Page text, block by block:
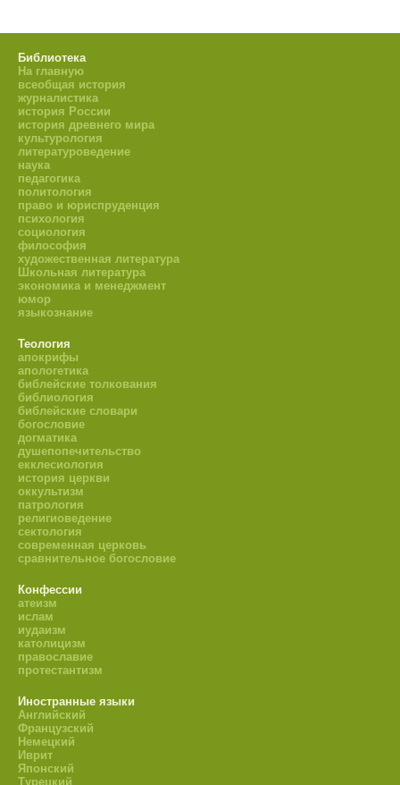
Библиотека
На главную
всеобщая история
журналистика
история России
история древнего мира
культурология
литературоведение
наука
педагогика
политология
право и юриспруденция
психология
социология
философия
художественная литература
Школьная литература
экономика и менеджмент
юмор
языкознание
Теология
апокрифы
апологетика
библейские толкования
библиология
библейские словари
богословие
догматика
душепопечительство
екклесиология
история церкви
оккультизм
патрология
религиоведение
сектология
современная церковь
сравнительное богословие
Конфессии
атеизм
ислам
иудаизм
католицизм
православие
протестантизм
Иностранные языки
Английский
Французский
Немецкий
Иврит
Японский
Турецкий